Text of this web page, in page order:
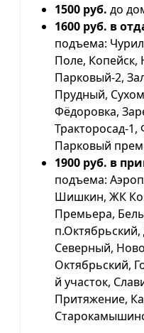
1500 руб. до
1600 руб. в
подъема:
Поле, Копейск,
Парковый-2,
Прудный,
Фёдоровка,
Тракторосад-1,
Парковый
1900 руб. в
подъема:
Шишкин, ЖК
Премьера,
Северный,
Октябрьский,
й участок,
Притяжение,